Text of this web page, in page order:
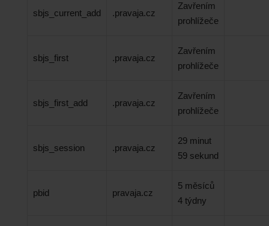
sbjs_current_add .pravaja.cz
Zavřením
prohlížeče
sbjs_first .pravaja.cz
Zavřením
prohlížeče
sbjs_first_add .pravaja.cz
Zavřením
prohlížeče
sbjs_session .pravaja.cz
29 minut
59 sekund
pbid pravaja.cz
5 měsíců
4 týdny